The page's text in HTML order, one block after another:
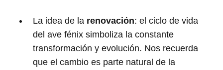
La idea de la renovación: el ciclo de vida
del ave fénix simboliza la constante
transformación y evolución. Nos recuerda
que el cambio es parte natural de la